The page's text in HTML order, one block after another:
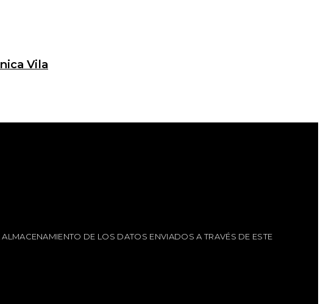
Vila
DE LOS DATOS ENVIADOS A TRAVÉS DE ESTE